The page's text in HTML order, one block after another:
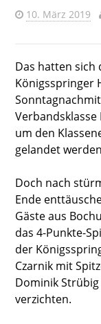
10. März 2019
Das hatten sich
Königsspringer
Verbandsklasse
um den
gelandet werden
Doch nach
Ende
Gäste aus
das 4-Punkte-
der
Czarnik mit
Dominik
verzichten.